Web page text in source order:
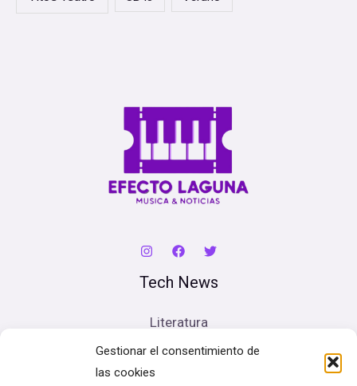
Gestionar el consentimiento de
las cookies
Tech News
Literatura
Cine